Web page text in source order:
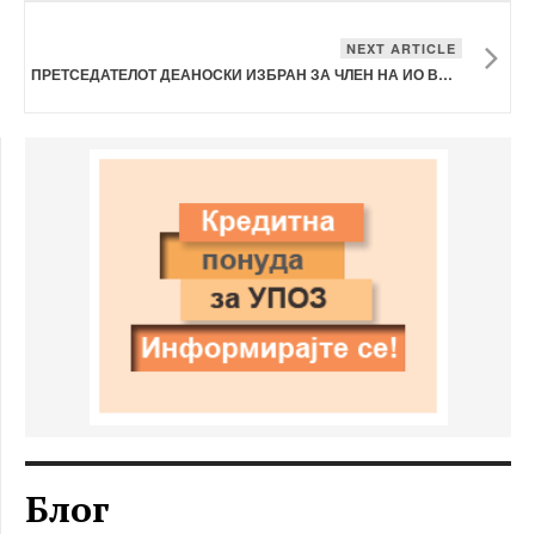
NEXT ARTICLE
ПРЕТСЕДАТЕЛОТ ДЕАНОСКИ ИЗБРАН ЗА ЧЛЕН НА ИО ВО ЕПСУ
Блог